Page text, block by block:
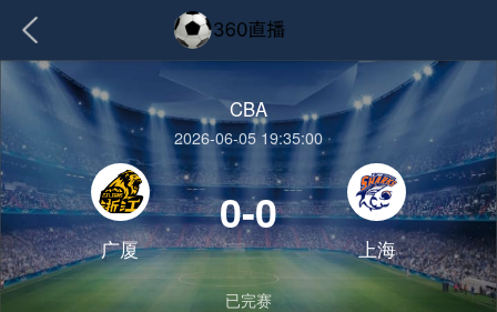
CBA
2026-06-05 19:35:00
广厦
0-0
上海
已完赛